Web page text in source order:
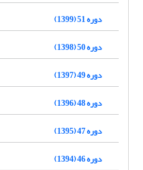
دوره 51 (1399)
دوره 50 (1398)
دوره 49 (1397)
دوره 48 (1396)
دوره 47 (1395)
دوره 46 (1394)